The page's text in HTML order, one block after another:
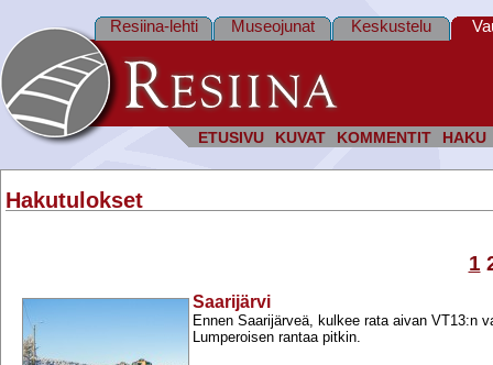
ETUSIVU KUVAT KOMMENTIT HAKU
Resiina-lehti Museojunat Keskustelu
Hakutulokset
1
Saarijärvi
Ennen Saarijärveä, kulkee rata aivan VT13:n
Lumperoisen rantaa pitkin.